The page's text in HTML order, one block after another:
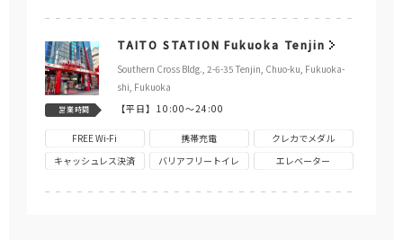
TAITO STATION Fukuoka Tenjin
Southern Cross Bldg., 2-6-35 Tenjin, Chuo-ku, Fukuoka-
shi, Fukuoka
営業時間 【平日】 10:00～24:00
FREE Wi-Fi 携帯充電
クレカでメダル
キャッシュレス決済
バリアフリートイレ エレベーター